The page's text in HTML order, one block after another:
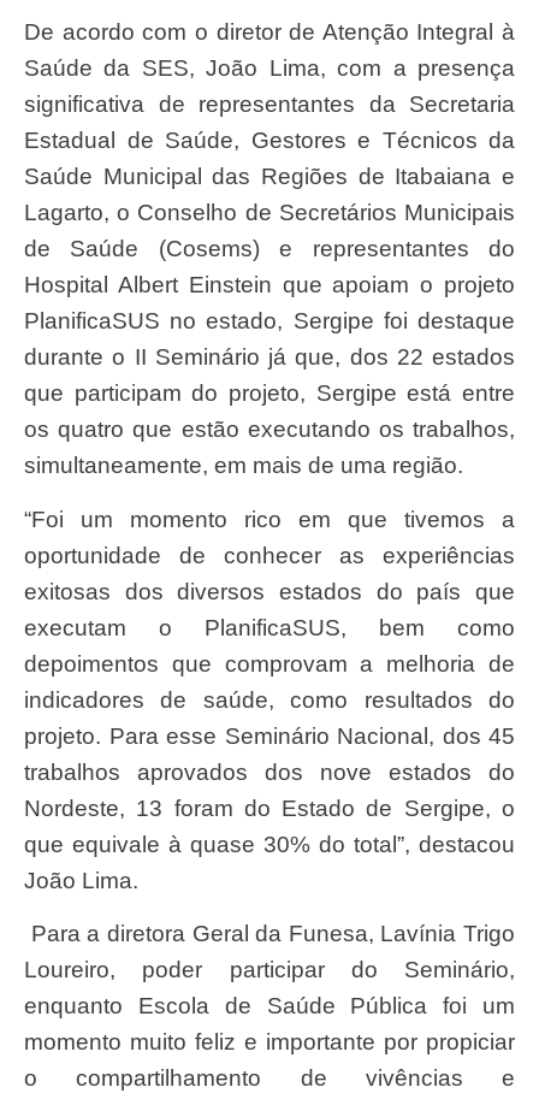
De acordo com o diretor de Atenção Integral à
Saúde da SES, João Lima, com a presença
significativa de representantes da Secretaria
Estadual de Saúde, Gestores e Técnicos da
Saúde Municipal das Regiões de Itabaiana e
Lagarto, o Conselho de Secretários Municipais
de Saúde (Cosems) e representantes do
Hospital Albert Einstein que apoiam o projeto
PlanificaSUS no estado, Sergipe foi destaque
durante o II Seminário já que, dos 22 estados
que participam do projeto, Sergipe está entre
os quatro que estão executando os trabalhos,
simultaneamente, em mais de uma região.
“Foi um momento rico em que tivemos a
oportunidade de conhecer as experiências
exitosas dos diversos estados do país que
executam o PlanificaSUS, bem como
depoimentos que comprovam a melhoria de
indicadores de saúde, como resultados do
projeto. Para esse Seminário Nacional, dos 45
trabalhos aprovados dos nove estados do
Nordeste, 13 foram do Estado de Sergipe, o
que equivale à quase 30% do total”, destacou
João Lima.
Para a diretora Geral da Funesa, Lavínia Trigo
Loureiro, poder participar do Seminário,
enquanto Escola de Saúde Pública foi um
momento muito feliz e importante por propiciar
o compartilhamento de vivências e